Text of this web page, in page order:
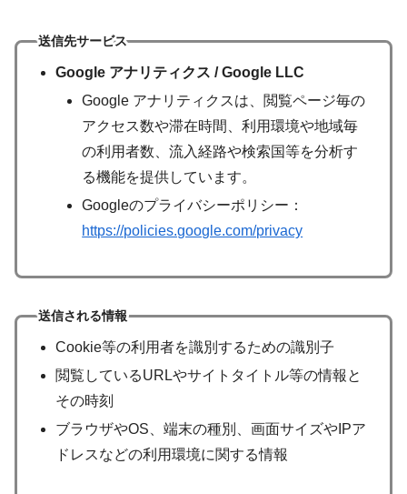
送信先サービス
Google アナリティクス / Google LLC
Google アナリティクスは、閲覧ページ毎の
アクセス数や滞在時間、利用環境や地域毎
の利用者数、流入経路や検索国等を分析す
る機能を提供しています。
Googleのプライバシーポリシー：
https://policies.google.com/privacy
送信される情報
Cookie等の利用者を識別するための識別子
閲覧しているURLやサイトタイトル等の情報と
その時刻
ブラウザやOS、端末の種別、画面サイズやIPア
ドレスなどの利用環境に関する情報